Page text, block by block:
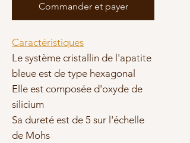
Commander et payer
Caractéristiques
Le système cristallin de l'apatite
bleue est de type hexagonal
Elle est composée d'oxyde de
silicium
Sa dureté est de 5 sur l'échelle
de Mohs